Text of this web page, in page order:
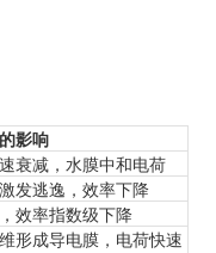
影响
衰减，水膜中和电荷
发逃逸，效率下降
效率指数级下降
形成导电膜，电荷快速